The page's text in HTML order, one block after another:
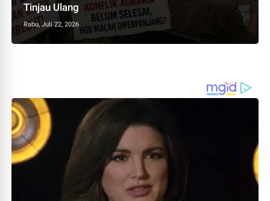
Tinjau Ulang
Rabu, Juli 22, 2026